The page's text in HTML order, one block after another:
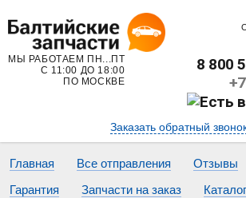
МЫ РАБОТАЕМ ПН...ПТ
С 11:00 ДО 18:00
ПО МОСКВЕ
8 800
Заказать обратный
Главная Все отправления Отзывы
Гарантия
Запчасти на заказ Каталог